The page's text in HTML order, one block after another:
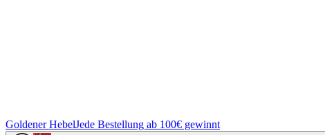
Goldener HebelJede Bestellung ab 100€ gewinnt